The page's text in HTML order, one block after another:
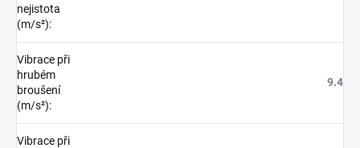
nejistota
(m/s²):
Vibrace při
hrubém
broušení
(m/s²):
9.4
Vibrace při